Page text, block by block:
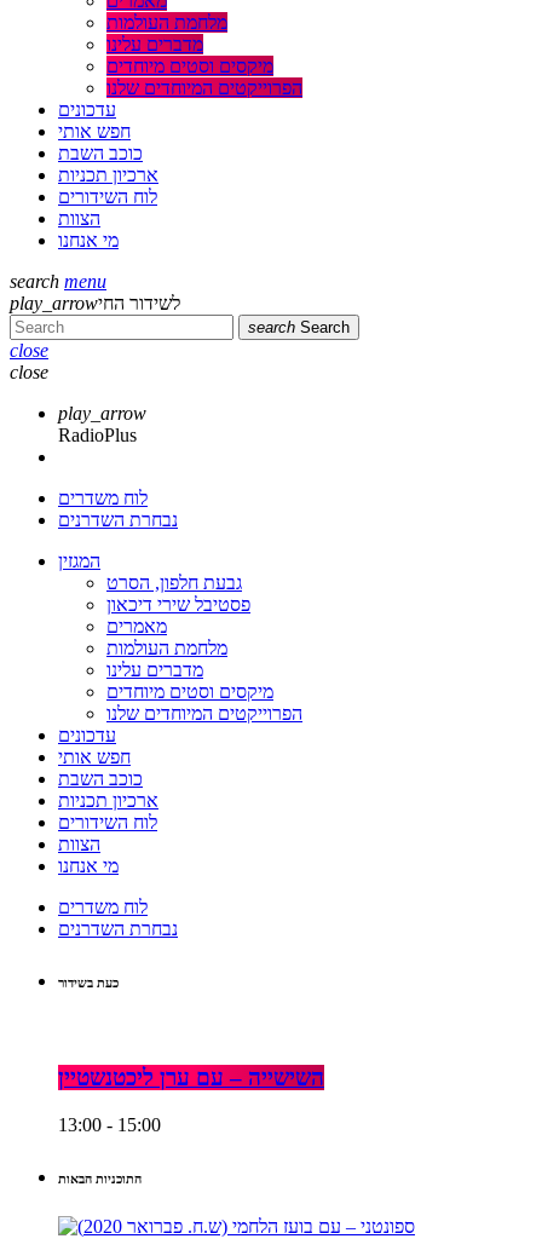
מלחמת העולמות
מדברים עלינו
מיקסים וסטים מיוחדים
הפרוייקטים המיוחדים שלנו
עדכונים
חפש אותי
כוכב השבת
ארכיון תכניות
לוח השידורים
הצוות
מי אנחנו
search menu
play_arrowלשידור החי
search Search
close
close
play_arrow
RadioPlus
לוח משדרים
נבחרת השדרנים
המגזין
גבעת חלפון, הסרט
פסטיבל שירי דיכאון
מאמרים
מלחמת העולמות
מדברים עלינו
מיקסים וסטים מיוחדים
הפרוייקטים המיוחדים שלנו
עדכונים
חפש אותי
כוכב השבת
ארכיון תכניות
לוח השידורים
הצוות
מי אנחנו
לוח משדרים
נבחרת השדרנים
כעת בשידור
השישייה – עם ערן ליכטנשטיין
13:00 - 15:00
התוכניות הבאות